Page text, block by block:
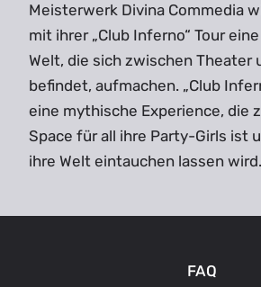
Meisterwerk Divina Commedia
mit ihrer „Club Inferno“ Tour
Welt, die sich zwischen Theater
befindet, aufmachen. „Club
eine mythische Experience, die
Space für all ihre Party-Girls ist
ihre Welt eintauchen lassen wird.
FAQ